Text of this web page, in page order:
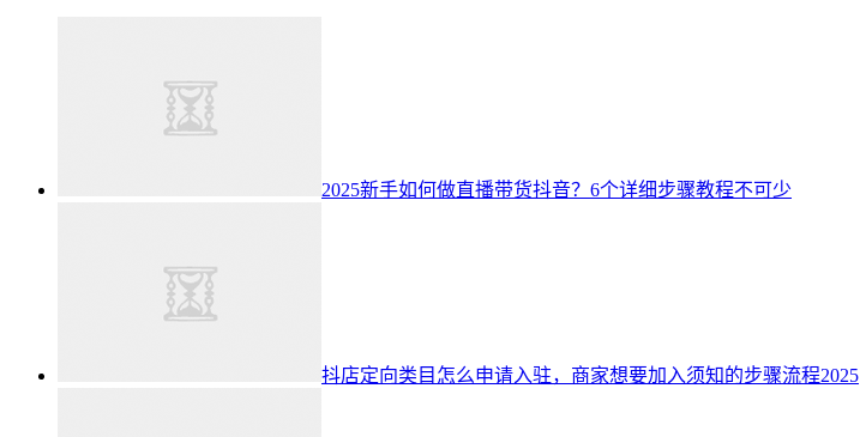
2025新手如何做直播带货抖音？6个详细步骤教程不可少
抖店定向类目怎么申请入驻，商家想要加入须知的步骤流程2025